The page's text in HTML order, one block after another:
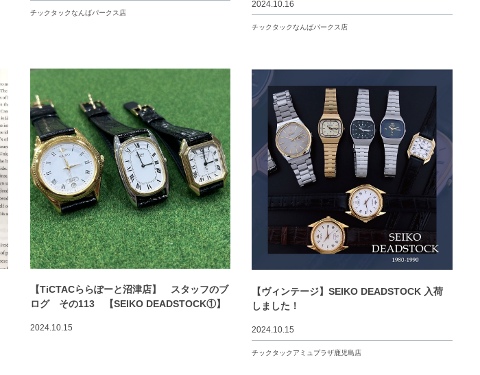
チックタックなんばパークス店
2024.10.16
チックタックなんばパークス店
【TiCTACららぽーと沼津店】 スタッフのブ
ログ その113 【SEIKO DEADSTOCK①】
2024.10.15
【ヴィンテージ】SEIKO DEADSTOCK 入荷
しました！
2024.10.15
チックタックアミュプラザ鹿児島店